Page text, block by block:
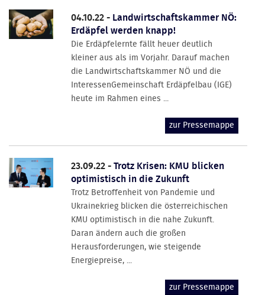
04.10.22 - Landwirtschaftskammer NÖ:
Erdäpfel werden knapp!
Die Erdäpfelernte fällt heuer deutlich
kleiner aus als im Vorjahr. Darauf machen
die Landwirtschaftskammer NÖ und die
InteressenGemeinschaft Erdäpfelbau (IGE)
heute im Rahmen eines ...
zur Pressemappe
23.09.22 -Trotz Krisen: KMU blicken
optimistisch in die Zukunft
Trotz Betroffenheit von Pandemie und
Ukrainekrieg blicken die österreichischen
KMU optimistisch in die nahe Zukunft.
Daran ändern auch die großen
Herausforderungen, wie steigende
Energiepreise, ...
zur Pressemappe